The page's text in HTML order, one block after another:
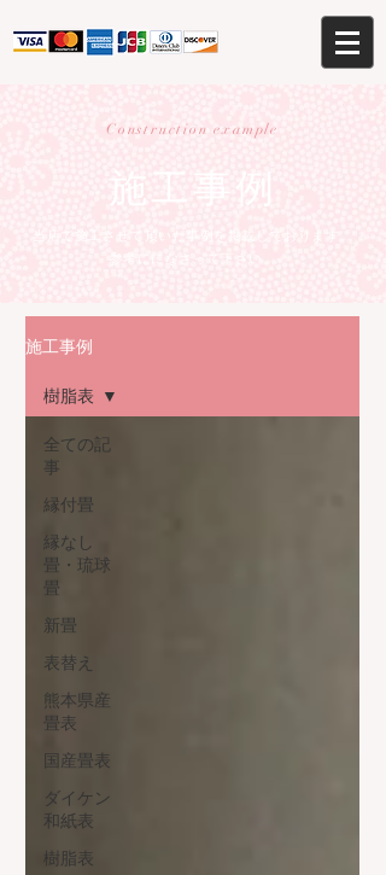
Construction example
施工事例
当店で施工させて頂いた事例を掲載しております。
施工事例
全ての記
事
縁付畳
縁なし
畳・琉球
畳
新畳
表替え
熊本県産
畳表
国産畳表
ダイケン
和紙表
樹脂表
樹脂表